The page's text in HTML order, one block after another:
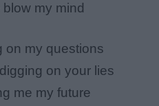
my mind
on my questions
on your lies
me my future